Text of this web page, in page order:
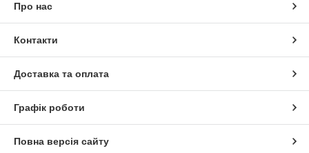
Про нас
Контакти
Доставка та оплата
Графік роботи
Повна версія сайту